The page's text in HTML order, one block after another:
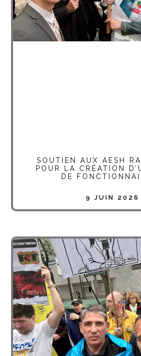
SOUTIEN AUX AESH
POUR LA CRÉATION
DE
9 JUIN 2026